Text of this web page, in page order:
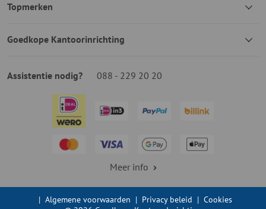
Topmerken
Goedkope Kantoorinrichting
Assistentie nodig? 088 - 229 20 20
Meer info
| Algemene voorwaarden | Privacy beleid | Cookies